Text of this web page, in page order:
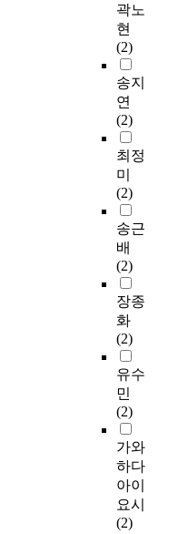
곽노
현
(2)
송지
연
(2)
최정
미
(2)
송근
배
(2)
장종
화
(2)
유수
민
(2)
가와
하다
아이
요시
(2)